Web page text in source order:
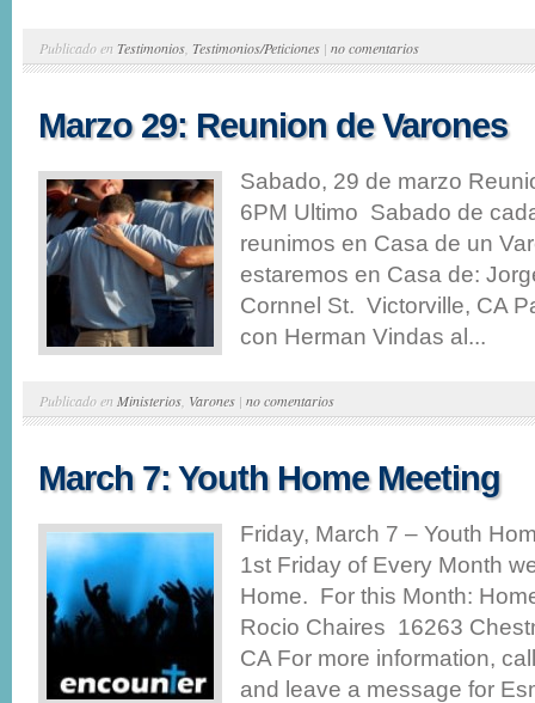
Publicado en Testimonios Testimonios/Peticiones | no comentarios
Marzo 29: Reunion de Varones
Sabado, 29 de marzo
6PM Ultimo Sabado de
reunimos en Casa de un
estaremos en Casa de:
Cornnel St. Victorville, CA
con Herman Vindas al...
Publicado en Ministerios Varones | no comentarios
March 7: Youth Home Meeting
Friday, March 7 – Youth
1st Friday of Every Month
Home. For this Month:
Rocio Chaires 16263
CA For more information,
and leave a message for